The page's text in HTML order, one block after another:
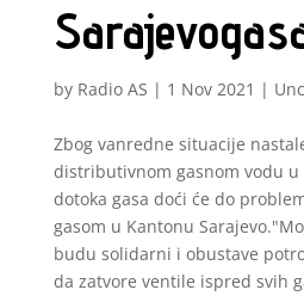
by Radio AS | 1 Nov 2021 |
Zbog vanredne situacije
distributivnom gasnom vodu u
dotoka gasa doći će do
gasom u Kantonu
budu solidarni i obustave
da zatvore ventile ispred svih